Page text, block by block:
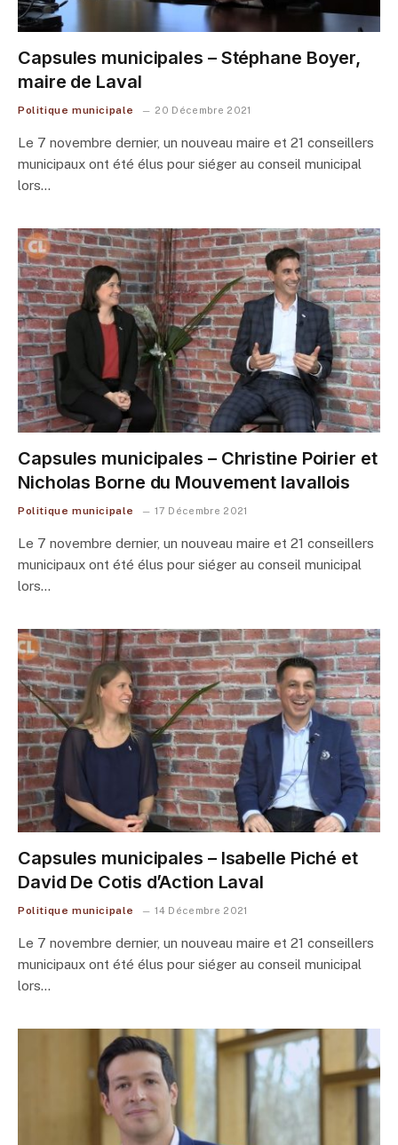
Capsules municipales – Stéphane Boyer,
maire de Laval
Politique municipale 20 Décembre 2021
Le 7 novembre dernier, un nouveau maire et 21 conseillers
municipaux ont été élus pour siéger au conseil municipal
lors…
Capsules municipales – Christine Poirier et
Nicholas Borne du Mouvement lavallois
Politique municipale 17 Décembre 2021
Le 7 novembre dernier, un nouveau maire et 21 conseillers
municipaux ont été élus pour siéger au conseil municipal
lors…
Capsules municipales – Isabelle Piché et
David De Cotis d’Action Laval
Politique municipale 14 Décembre 2021
Le 7 novembre dernier, un nouveau maire et 21 conseillers
municipaux ont été élus pour siéger au conseil municipal
lors…